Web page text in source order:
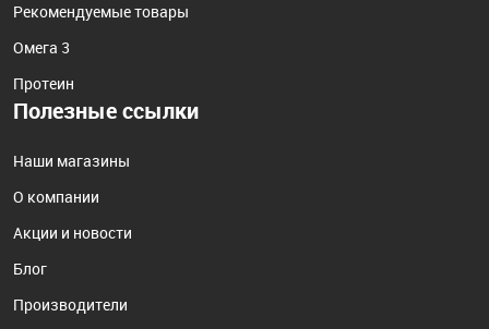
Рекомендуемые товары
Омега 3
Протеин
Полезные ссылки
Наши магазины
О компании
Акции и новости
Блог
Производители